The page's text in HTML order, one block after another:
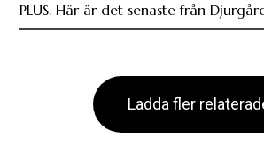
PLUS. Här är det senaste från
Ladda fler